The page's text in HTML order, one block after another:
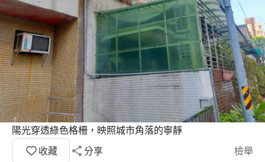
陽光穿透綠色格柵，映照城市角落的寧靜
收藏
分享 檢舉